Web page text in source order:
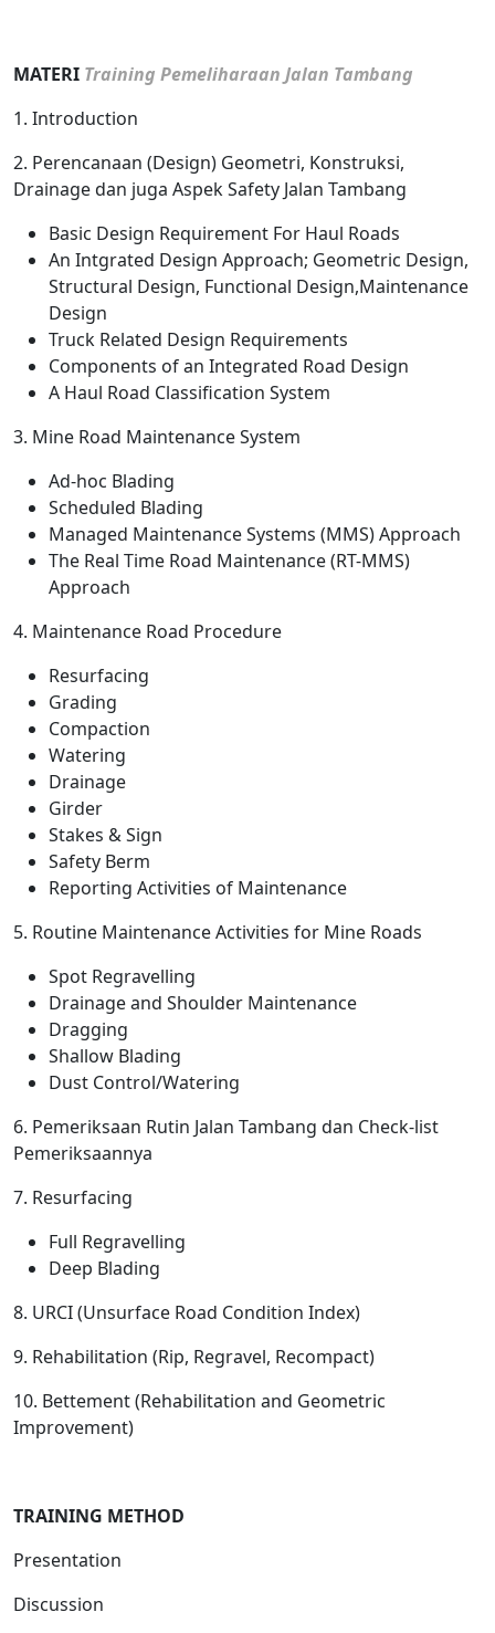
MATERI Training Pemeliharaan Jalan Tambang
1. Introduction
2. Perencanaan (Design) Geometri, Konstruksi,
Drainage dan juga Aspek Safety Jalan Tambang
Basic Design Requirement For Haul Roads
An Intgrated Design Approach; Geometric Design,
Structural Design, Functional Design,Maintenance
Design
Truck Related Design Requirements
Components of an Integrated Road Design
A Haul Road Classification System
3. Mine Road Maintenance System
Ad-hoc Blading
Scheduled Blading
Managed Maintenance Systems (MMS) Approach
The Real Time Road Maintenance (RT-MMS)
Approach
4. Maintenance Road Procedure
Resurfacing
Grading
Compaction
Watering
Drainage
Girder
Stakes & Sign
Safety Berm
Reporting Activities of Maintenance
5. Routine Maintenance Activities for Mine Roads
Spot Regravelling
Drainage and Shoulder Maintenance
Dragging
Shallow Blading
Dust Control/Watering
6. Pemeriksaan Rutin Jalan Tambang dan Check-list
Pemeriksaannya
7. Resurfacing
Full Regravelling
Deep Blading
8. URCI (Unsurface Road Condition Index)
9. Rehabilitation (Rip, Regravel, Recompact)
10. Bettement (Rehabilitation and Geometric
Improvement)
TRAINING METHOD
Presentation
Discussion